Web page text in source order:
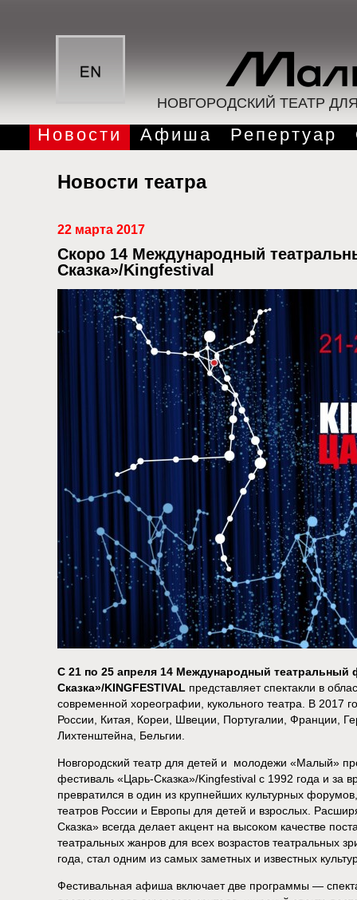
НОВГОРОДСКИЙ ТЕАТР
Новости Афиша Репертуар
Новости театра
22 марта 2017
Скоро 14 Международный
Сказка»/Kingfestival
С 21 по 25 апреля 14 Международный театральный
Сказка»/KINGFESTIVAL представляет спектакли в
современной хореографии, кукольного театра. В 2017
России, Китая, Кореи, Швеции, Португалии, Франции,
Лихтенштейна, Бельгии.
Новгородский театр для детей и молодежи «Малый»
фестиваль «Царь-Сказка»/Kingfestival с 1992 года и за
превратился в один из крупнейших культурных
театров России и Европы для детей и взрослых.
Сказка» всегда делает акцент на высоком качестве
театральных жанров для всех возрастов театральных
года, стал одним из самых заметных и известных
Фестивальная афиша включает две программы —